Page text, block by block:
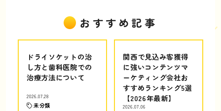
おすすめ記事
ドライソケットの治
し方と歯科医院での
治療方法について
2026.07.28
未分類
関西で見込み客獲得
に強いコンテンツマ
ーケティング会社お
すすめランキング5選
【2026年最新】
2026.07.06